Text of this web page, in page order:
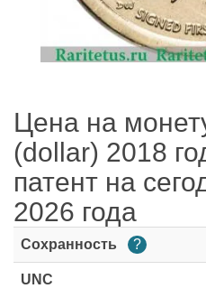
Цена на
(dollar) 2018
патент на
2026 года
Сохранность ?
UNC